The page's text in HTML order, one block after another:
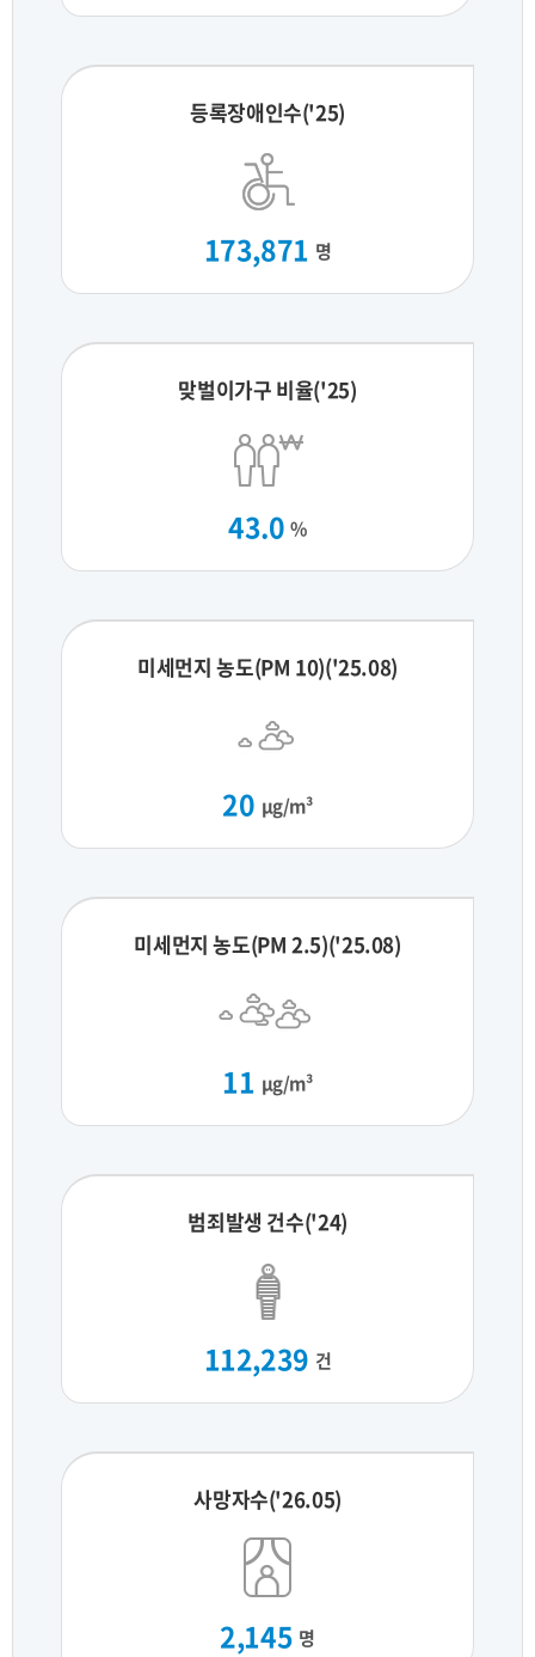
등록장애인수('25)
173,871 명
맞벌이가구 비율('25)
43.0 %
미세먼지 농도(PM 10)('25.08)
20 μg/m³
미세먼지 농도(PM 2.5)('25.08)
11 μg/m³
범죄발생 건수('24)
112,239 건
사망자수('26.05)
2,145 명